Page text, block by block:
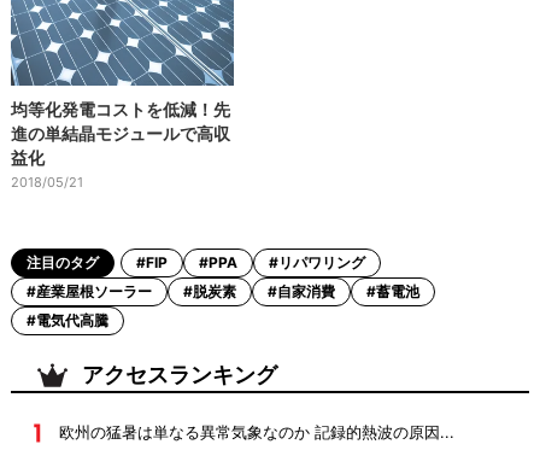
均等化発電コストを低減！先
進の単結晶モジュールで高収
益化
2018/05/21
注目のタグ #FIP #PPA
#リパワリング
#産業屋根ソーラー
#脱炭素 #自家消費
#蓄電池
#電気代高騰
アクセスランキング
欧州の猛暑は単なる異常気象なのか 記録的熱波の原因...